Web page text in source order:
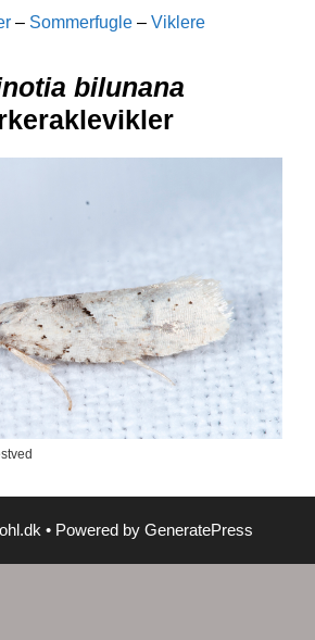
– Sommerfugle – Viklere
bilunana
• Powered by GeneratePress